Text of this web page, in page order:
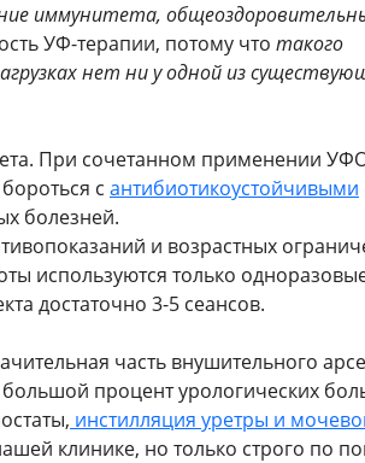
иммунитета,
УФ-терапии, потому что такого
нет ни у одной из
При сочетанном применении
с антибиотикоустойчивыми
болезней.
и возрастных
используются только
достаточно 3-5 сеансов.
часть внушительного
процент урологических
инстилляция уретры и
клинике, но только строго по